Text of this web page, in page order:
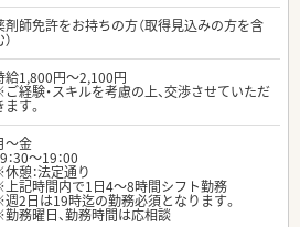
剤師免許をお持ちの方（取得見込みの方を含
給1,800円～2,100円
経験・スキルを考慮の上、交渉させていただ
ます。
～金
：30～19：00
憩：法定通り
記時間内で1日4～8時間シフト勤務
2日は19時迄の勤務必須となります。
務曜日、勤務時間は応相談